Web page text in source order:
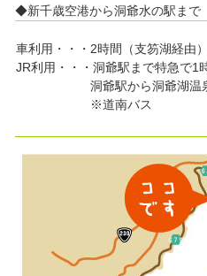
◆新千歳空港から洞爺水の駅まで
車利用・・・2時間（支笏湖経由
JR利用・・・洞爺駅まで特急で1
洞爺駅から洞爺湖温泉まで
※道南バス